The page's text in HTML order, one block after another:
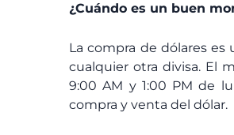
¿Cuándo es un buen
La compra de dólares
cualquier otra divisa. El
9:00 AM y 1:00 PM de
compra y venta del dólar.